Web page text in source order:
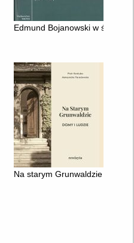
Edmund Bojanowski w świetle
1954-2024
Na starym Grunwaldzie : domy